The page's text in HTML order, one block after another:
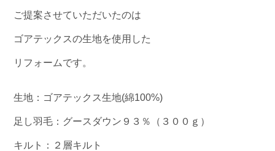
ご提案させていただいたのは
ゴアテックスの生地を使用した
リフォームです。
生地：ゴアテックス生地(綿100%)
足し羽毛：グースダウン９３％（３００ｇ）
キルト：２層キルト